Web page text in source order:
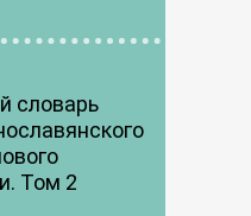
словарь
Том 2